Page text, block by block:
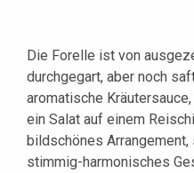
Die Forelle ist von
durchgegart, aber noch
aromatische
ein Salat auf einem
bildschönes Arrangement,
stimmig-harmonisches